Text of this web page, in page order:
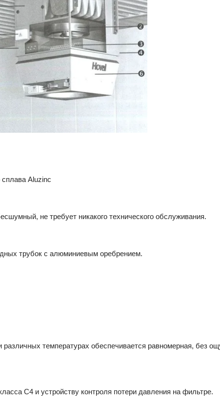
Aluzinc
не требует никакого технического обслуживания.
трубок с алюминиевым оребрением.
температурах обеспечива­ется равномерная, без
С4 и устройству контроля потери давления на фильтре.